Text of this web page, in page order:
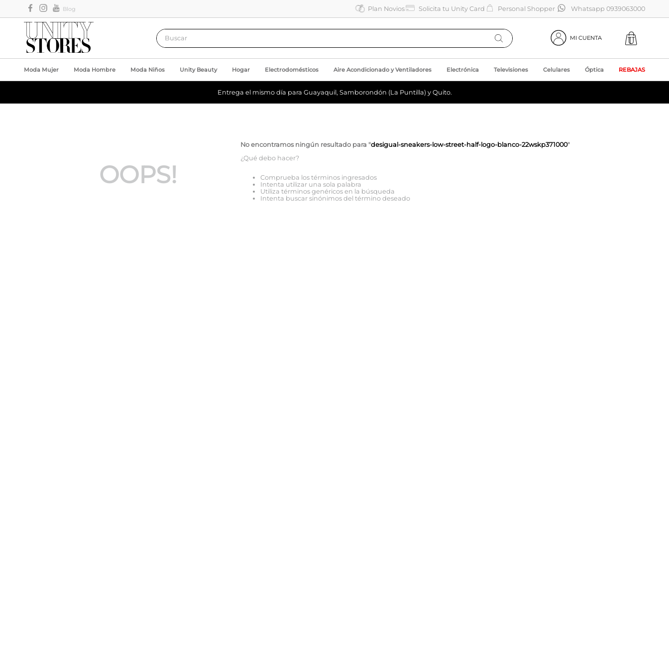
Blog Plan Novios Solicita tu Unity Card Personal Shopper Whatsapp 0939063000
Buscar
MI CUENTA
Moda Mujer Moda Hombre Moda Niños Unity Beauty Hogar Electrodomésticos Aire Acondicionado y Ventiladores Electrónica Televisiones Celulares Óptica REBAJAS
Entrega el mismo día para Guayaquil, Samborondón (La Puntilla) y Quito.
OOPS!
No encontramos ningún resultado para "desigual-sneakers-low-street-half-logo-blanco-22wskp371000"
¿Qué debo hacer?
Comprueba los términos ingresados
Intenta utilizar una sola palabra
Utiliza términos genéricos en la búsqueda
Intenta buscar sinónimos del término deseado